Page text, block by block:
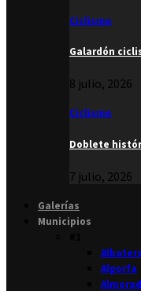
Ciclismo
Galardón
8 julio, 2026
Ciclismo
Doblete
7 julio, 2026
Galerías
Municipios
Algorfa